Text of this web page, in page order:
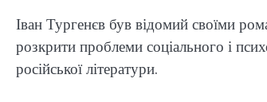
Іван Тургенєв був відомий своїми
розкрити проблеми соціального і
російської літератури.